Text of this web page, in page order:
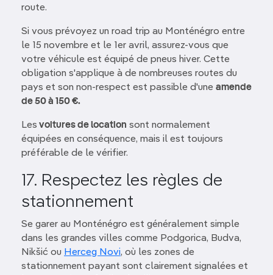
route.
Si vous prévoyez un road trip au Monténégro entre
le 15 novembre et le 1er avril, assurez-vous que
votre véhicule est équipé de pneus hiver. Cette
obligation s'applique à de nombreuses routes du
pays et son non-respect est passible d'une amende
de 50 à 150 €.
Les voitures de location sont normalement
équipées en conséquence, mais il est toujours
préférable de le vérifier.
17. Respectez les règles de
stationnement
Se garer au Monténégro est généralement simple
dans les grandes villes comme Podgorica, Budva,
Nikšić ou Herceg Novi, où les zones de
stationnement payant sont clairement signalées et